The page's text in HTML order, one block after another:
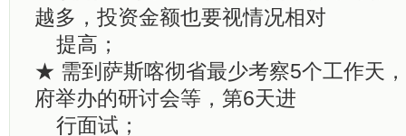
越多，投资金额也要视情况相对
提高；
★ 需到萨斯喀彻省最少考察5个工作天
府举办的研讨会等，第6天进
行面试；